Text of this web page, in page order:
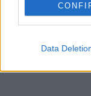
Data
Τζένιφερ
αποδεικνύει